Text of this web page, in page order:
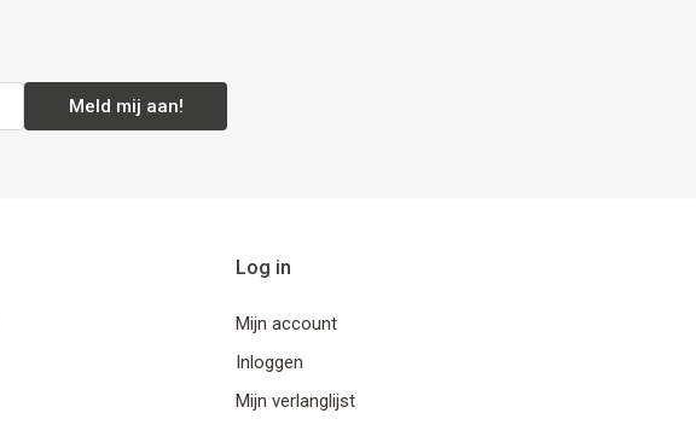
Meld mij aan!
Log in
Mijn account
Inloggen
Mijn verlanglijst